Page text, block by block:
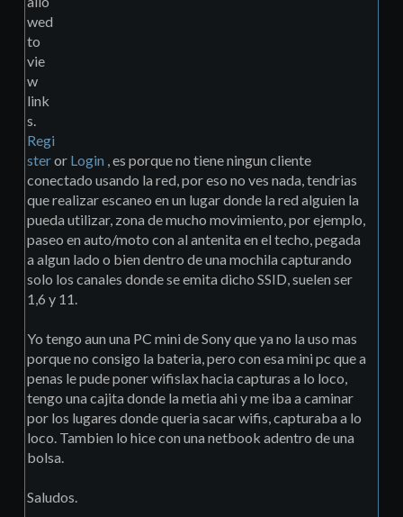
wed
to
vie
w
link
s.
Regi
steror Login , es porque no tiene ningun cliente
conectado usando la red, por eso no ves nada, tendrias
que realizar escaneo en un lugar donde la red alguien la
pueda utilizar, zona de mucho movimiento, por ejemplo,
paseo en auto/moto con al antenita en el techo, pegada
a algun lado o bien dentro de una mochila capturando
solo los canales donde se emita dicho SSID, suelen ser
1,6 y 11.
Yo tengo aun una PC mini de Sony que ya no la uso mas
porque no consigo la bateria, pero con esa mini pc que a
penas le pude poner wifislax hacia capturas a lo loco,
tengo una cajita donde la metia ahi y me iba a caminar
por los lugares donde queria sacar wifis, capturaba a lo
loco. Tambien lo hice con una netbook adentro de una
bolsa.
Saludos.